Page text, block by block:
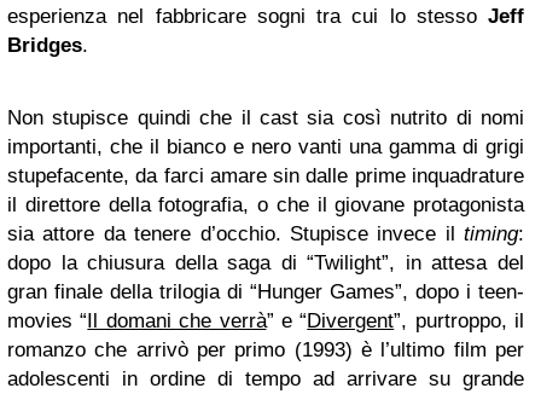
esperienza nel fabbricare sogni tra cui lo stesso Jeff
Bridges.
Non stupisce quindi che il cast sia così nutrito di nomi
importanti, che il bianco e nero vanti una gamma di grigi
stupefacente, da farci amare sin dalle prime inquadrature
il direttore della fotografia, o che il giovane protagonista
sia attore da tenere d’occhio. Stupisce invece il timing:
dopo la chiusura della saga di “Twilight”, in attesa del
gran finale della trilogia di “Hunger Games”, dopo i teen-
movies “Il domani che verrà” e “Divergent”, purtroppo, il
romanzo che arrivò per primo (1993) è l’ultimo film per
adolescenti in ordine di tempo ad arrivare su grande